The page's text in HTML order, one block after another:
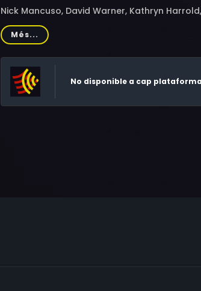
Nick Mancuso, David Warner, Kathryn
Donald Hotton, Charles Hallahan, Judith
Zapien, Peter Prouse, Richard Romancito,
Leonard Sr., Robert Dunbar
Més...
No disponible a cap